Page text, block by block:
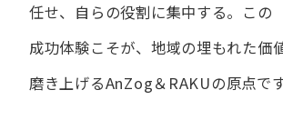
任せ、​自らの​役割に​集中する。 この​
成功体験こそが、​地域の​埋もれた​価
磨き上げる​AnZog＆RAKUの​原点です